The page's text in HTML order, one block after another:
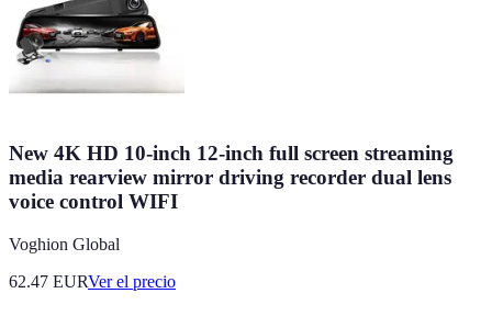
New 4K HD 10-inch 12-inch full screen streaming
media rearview mirror driving recorder dual lens
voice control WIFI
Voghion Global
62.47 EURVer el precio